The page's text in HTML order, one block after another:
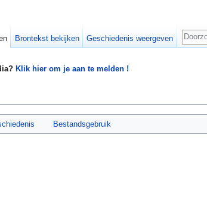
Klik hier om je aan te melden !
Bestandsgebruik
Brontekst bekijken Geschiedenis weergeven